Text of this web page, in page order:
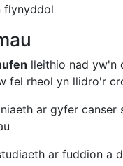
flynyddol
lleithio nad yw'n
fel rheol yn llidro'r
ar gyfer canser
ar fuddion a